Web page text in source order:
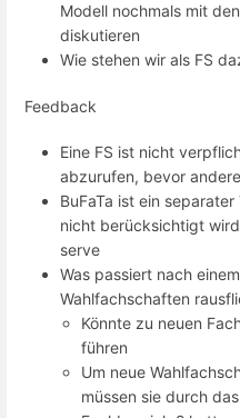
Modell nochmals mit
diskutieren
Wie stehen wir als FS
Feedback
Eine FS ist nicht
abzurufen, bevor
BuFaTa ist ein
nicht berücksichtigt
serve
Was passiert nach
Wahlfachschaften
Könnte zu neuen
führen
Um neue
müssen sie durch